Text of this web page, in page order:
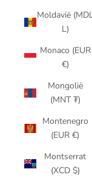
Moldavië
L)
Monaco (EUR
€)
Mongolië
(MNT ₮)
Montenegro
(EUR €)
Montserrat
(XCD $)